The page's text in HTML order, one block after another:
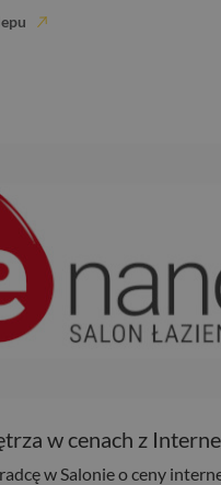
w cenach z
w Salonie o ceny